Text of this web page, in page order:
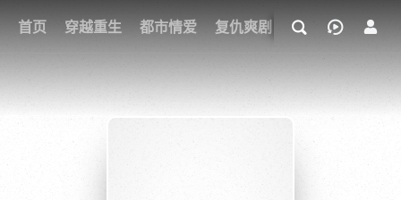
首页 穿越重生 都市情爱 复仇爽剧 玄幻武侠 奇幻
我的观影记录